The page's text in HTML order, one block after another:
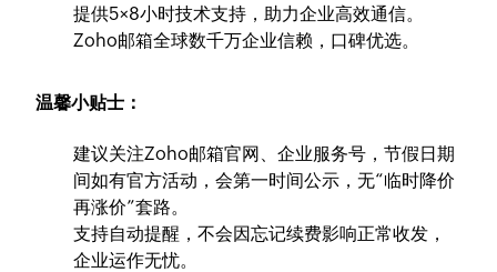
提供5×8小时技术支持，助力企业高效通信。
Zoho邮箱全球数千万企业信赖，口碑优选。
温馨小贴士：
建议关注Zoho邮箱官网、企业服务号，节假日期
间如有官方活动，会第一时间公示，无“临时降价
再涨价”套路。
支持自动提醒，不会因忘记续费影响正常收发，
企业运作无忧。